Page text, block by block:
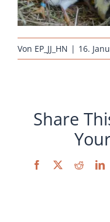
Sonstiges
Von EP_JJ_HN | 16.
Share
Facebook
X Reddit